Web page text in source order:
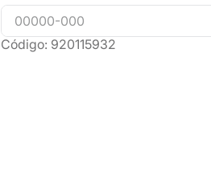
Código: 920115932